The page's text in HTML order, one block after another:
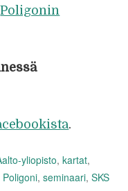
Poligonin
.
yliopisto,kartat,
Poligoni,seminaari,SKS